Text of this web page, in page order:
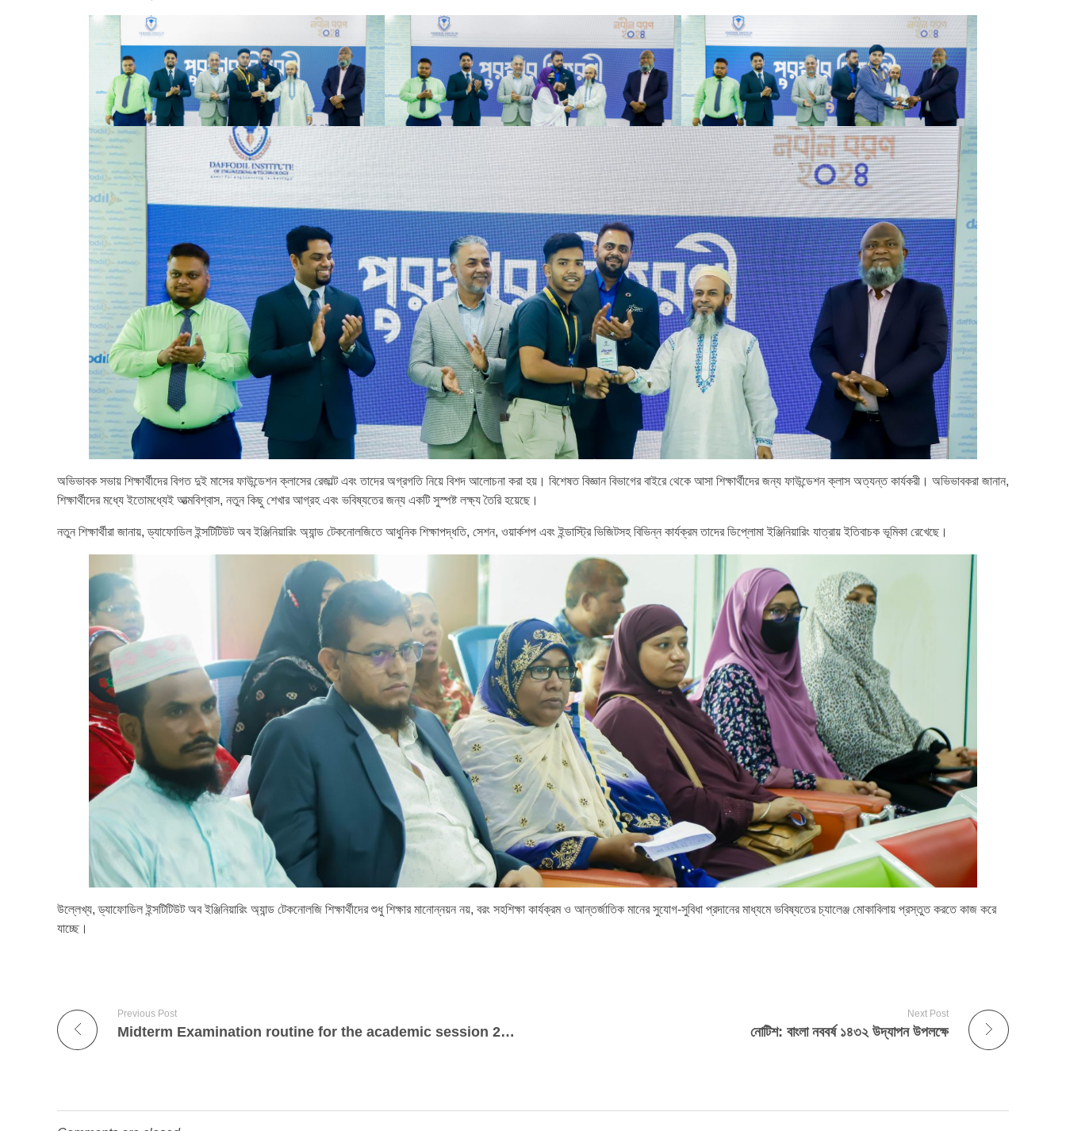
অভিভাবক সভায় শিক্ষার্থীদের বিগত দুই মাসের ফাউন্ডেশন ক্লাসের রেজাল্ট এবং তাদের অগ্রগতি নিয়ে বিশদ আলোচনা করা হয়। বিশেষত বিজ্ঞান বিভাগের বাইরে থেকে আসা শিক্ষার্থীদের জন্য ফাউন্ডেশন ক্লাস অত্যন্ত কার্যকরী। অভিভাবকরা জানান,
শিক্ষার্থীদের মধ্যে ইতোমধ্যেই আত্মবিশ্বাস, নতুন কিছু শেখার আগ্রহ এবং ভবিষ্যতের জন্য একটি সুস্পষ্ট লক্ষ্য তৈরি হয়েছে।
নতুন শিক্ষার্থীরা জানায়, ড্যাফোডিল ইন্সটিটিউট অব ইঞ্জিনিয়ারিং অ্যান্ড টেকনোলজিতে আধুনিক শিক্ষাপদ্ধতি, সেশন, ওয়ার্কশপ এবং ইন্ডাস্ট্রি ভিজিটসহ বিভিন্ন কার্যক্রম তাদের ডিপ্লোমা ইঞ্জিনিয়ারিং যাত্রায় ইতিবাচক ভূমিকা রেখেছে।
উল্লেখ্য, ড্যাফোডিল ইন্সটিটিউট অব ইঞ্জিনিয়ারিং অ্যান্ড টেকনোলজি শিক্ষার্থীদের শুধু শিক্ষার মানোন্নয়ন নয়, বরং সহশিক্ষা কার্যক্রম ও আন্তর্জাতিক মানের সুযোগ-সুবিধা প্রদানের মাধ্যমে ভবিষ্যতের চ্যালেঞ্জ মোকাবিলায় প্রস্তুত করতে কাজ করে
যাচ্ছে।
Previous Post
Midterm Examination routine for the academic session 2024-2025
Next Post
নোটিশ: বাংলা নববর্ষ ১৪৩২ উদ্‌যাপন উপলক্ষে